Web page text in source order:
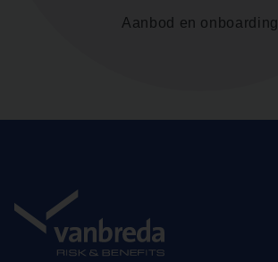
Aanbod en onboarding